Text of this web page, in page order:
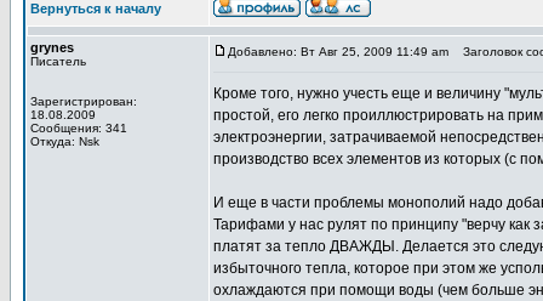
Вернуться к началу
grynes
Писатель
Зарегистрирован:
18.08.2009
Сообщения: 341
Откуда: Nsk
Добавлено: Вт Авг 25, 2009 11:49 am Заголовок
Кроме того, нужно учесть еще и величину
простой, его легко проиллюстрировать на
электроэнергии, затрачиваемой
производство всех элементов из которых (с
И еще в части проблемы монополий надо
Тарифами у нас рулят по принципу "верчу как
платят за тепло ДВАЖДЫ. Делается это
избыточного тепла, которое при этом же
охлаждаются при помощи воды (чем больше